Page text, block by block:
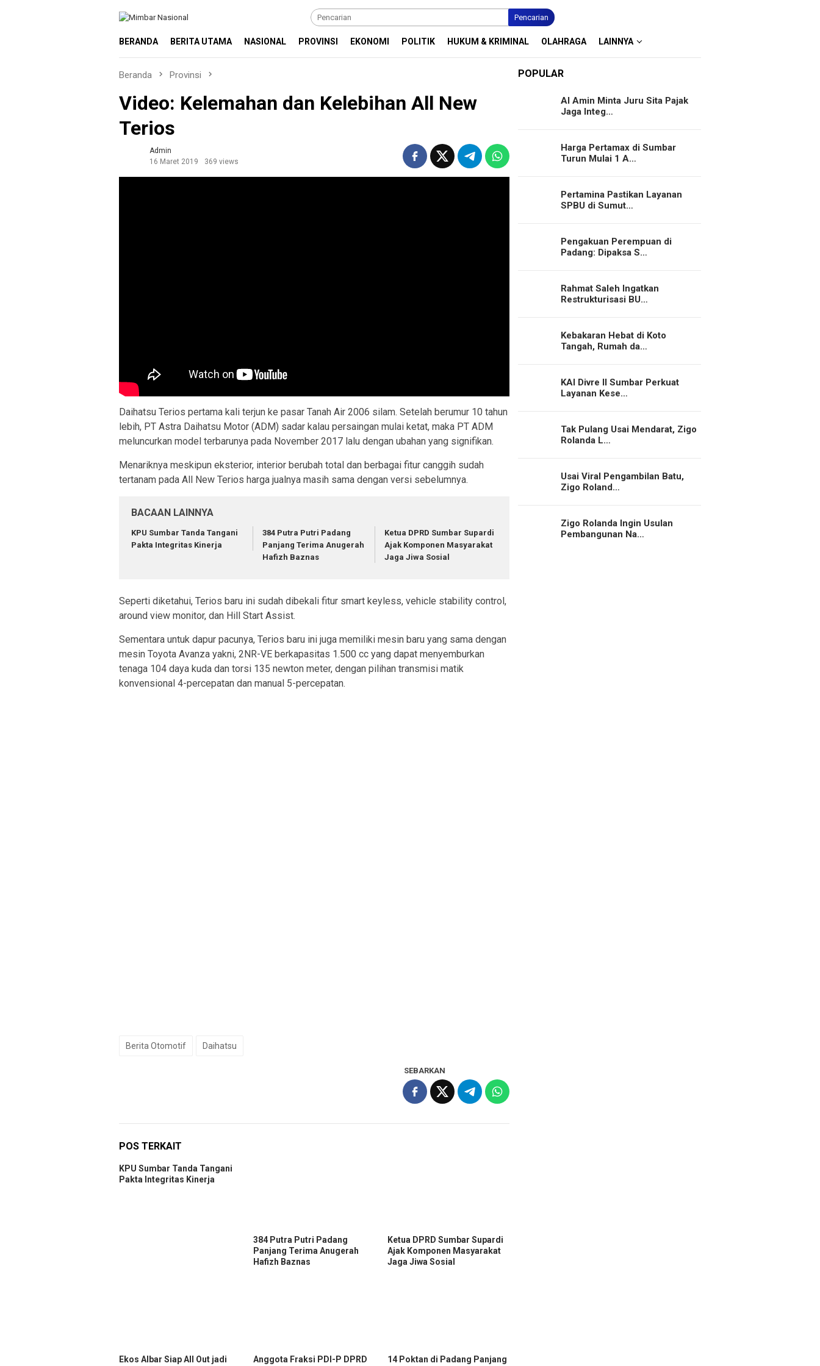
Pencarian
BERANDA BERITA UTAMA NASIONAL PROVINSI EKONOMI POLITIK HUKUM & KRIMINAL OLAHRAGA LAINNYA
Beranda Provinsi
Video: Kelemahan dan Kelebihan All New
Terios
Admin
16 Maret 2019
369 views
Daihatsu Terios pertama kali terjun ke pasar Tanah Air 2006 silam. Setelah berumur 10 tahun
lebih, PT Astra Daihatsu Motor (ADM) sadar kalau persaingan mulai ketat, maka PT ADM
meluncurkan model terbarunya pada November 2017 lalu dengan ubahan yang signifikan.
Menariknya meskipun eksterior, interior berubah total dan berbagai fitur canggih sudah
tertanam pada All New Terios harga jualnya masih sama dengan versi sebelumnya.
BACAAN LAINNYA
KPU Sumbar Tanda Tangani
Pakta Integritas Kinerja
384 Putra Putri Padang
Panjang Terima Anugerah
Hafizh Baznas
Ketua DPRD Sumbar Supardi
Ajak Komponen Masyarakat
Jaga Jiwa Sosial
Seperti diketahui, Terios baru ini sudah dibekali fitur smart keyless, vehicle stability control,
around view monitor, dan Hill Start Assist.
Sementara untuk dapur pacunya, Terios baru ini juga memiliki mesin baru yang sama dengan
mesin Toyota Avanza yakni, 2NR-VE berkapasitas 1.500 cc yang dapat menyemburkan
tenaga 104 daya kuda dan torsi 135 newton meter, dengan pilihan transmisi matik
konvensional 4-percepatan dan manual 5-percepatan.
Berita Otomotif Daihatsu
SEBARKAN
POS TERKAIT
KPU Sumbar Tanda Tangani
Pakta Integritas Kinerja
384 Putra Putri Padang
Panjang Terima Anugerah
Hafizh Baznas
Ketua DPRD Sumbar Supardi
Ajak Komponen Masyarakat
Jaga Jiwa Sosial
Ekos Albar Siap All Out jadi
Anggota Fraksi PDI-P DPRD
14 Poktan di Padang Panjang
POPULAR
Al Amin Minta Juru Sita Pajak
Jaga Integ…
Harga Pertamax di Sumbar
Turun Mulai 1 A…
Pertamina Pastikan Layanan
SPBU di Sumut…
Pengakuan Perempuan di
Padang: Dipaksa S…
Rahmat Saleh Ingatkan
Restrukturisasi BU…
Kebakaran Hebat di Koto
Tangah, Rumah da…
KAI Divre II Sumbar Perkuat
Layanan Kese…
Tak Pulang Usai Mendarat, Zigo
Rolanda L…
Usai Viral Pengambilan Batu,
Zigo Roland…
Zigo Rolanda Ingin Usulan
Pembangunan Na…